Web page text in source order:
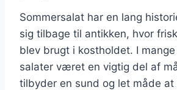
Sommersalat har en lang
sig tilbage til antikken, hvor
blev brugt i kostholdet. I
salater været en vigtig del af
tilbyder en sund og let måde at